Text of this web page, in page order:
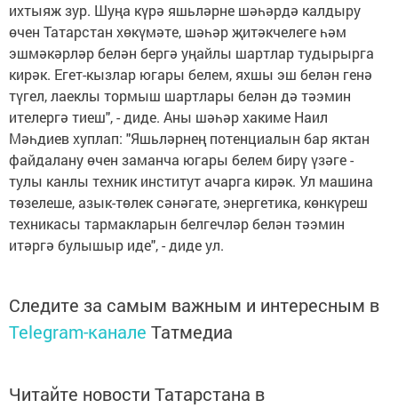
ихтыяж зур. Шуңа күрә яшьләрне шәһәрдә калдыру
өчен Татарстан хөкүмәте, шәһәр җитәкчелеге һәм
эшмәкәрләр белән бергә уңайлы шартлар тудырырга
кирәк. Егет-кызлар югары белем, яхшы эш белән генә
түгел, лаеклы тормыш шартлары белән дә тәэмин
ителергә тиеш", - диде. Аны шәһәр хакиме Наил
Мәһдиев хуплап: "Яшьләрнең потенциалын бар яктан
файдалану өчен заманча югары белем бирү үзәге -
тулы канлы техник институт ачарга кирәк. Ул машина
төзелеше, азык-төлек сәнәгате, энергетика, көнкүреш
техникасы тармакларын белгечләр белән тәэмин
итәргә булышыр иде", - диде ул.
Следите за самым важным и интересным в
Telegram-канале Татмедиа
Читайте новости Татарстана в